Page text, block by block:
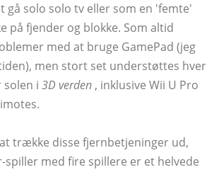
gå solo solo tv eller som en 'femte'
på fjender og blokke. Som altid
med at bruge GamePad (jeg
men stort set understøttes hver
i 3D verden , inklusive Wii U Pro
trække disse fjernbetjeninger ud,
med fire spillere er et helvede